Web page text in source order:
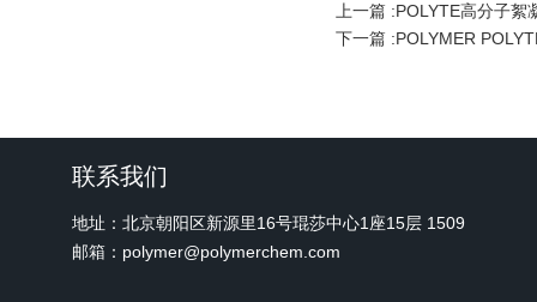
上一篇 :POLYTE高分子絮
下一篇 :POLYMER
联系我们
地址：北京朝阳区新源里16号琨莎中心1座15层 1509
邮箱：polymer@polymerchem.com